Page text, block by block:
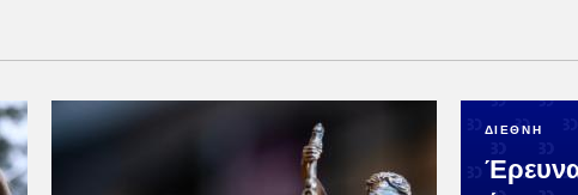
ΔΙΕΘΝΗ
Έρευνα